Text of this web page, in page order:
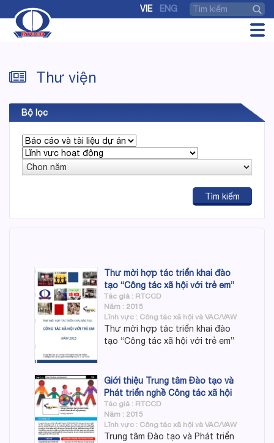
VIE ENG
Thư viện
Bộ lọc
Thư mời hợp tác triển khai đào
tạo “Công tác xã hội với trẻ em”
Tác giả : RTCCD
Năm : 2015
Lĩnh vực : Công tác xã hội và VAC/VAW
Thư mời hợp tác triển khai đào
tạo “Công tác xã hội với trẻ em”
Giới thiệu Trung tâm Đào tạo và
Phát triển nghề Công tác xã hội
Tác giả : RTCCD
Năm : 2015
Lĩnh vực : Công tác xã hội và VAC/VAW
Trung tâm Đào tạo và Phát triển